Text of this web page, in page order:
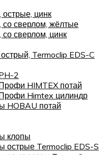
цинк
сверлом, жёлтые
сверлом, цинк
Termoclip EDS-C
2
HIMTEX потай
Himtex цилиндр
HOBAU потай
клопы
острые Termoclip EDS-S